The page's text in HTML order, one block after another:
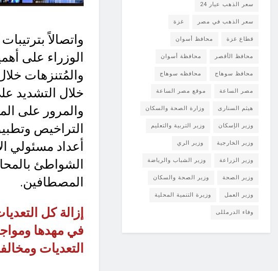
واتصالاً
الوزراء على
والمُتنزهات
خلال التشديد
والمرور على
التراخيص
أعداد مسئولي
الشواطئ
المصطافين.
إزالة كل
في مهدها
التعديات
سعر الذهب عيار 24
سعر الذهب في مصر غزة
قطاع غزة محافظ أسوان
محافظ الأقصر محافظة أسوان
محافظ سوهاج محافظه سوهاج
مصر الساعة موقع مصر الساعة
هيثم السنارى وزارة الصحة والسكان
وزير الإسكان وزير التربية والتعليم
وزير الخارجية وزير الري
وزير الزراعة وزير الشباب والرياضة
وزير الصحة وزير الصحة والسكان
وزير العمل وزيرة التنمية المحلية
وفاء الدرمللى